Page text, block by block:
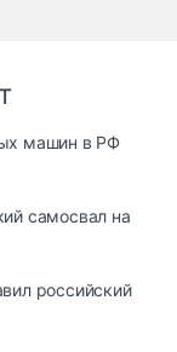
машин в РФ
самосвал на
российский